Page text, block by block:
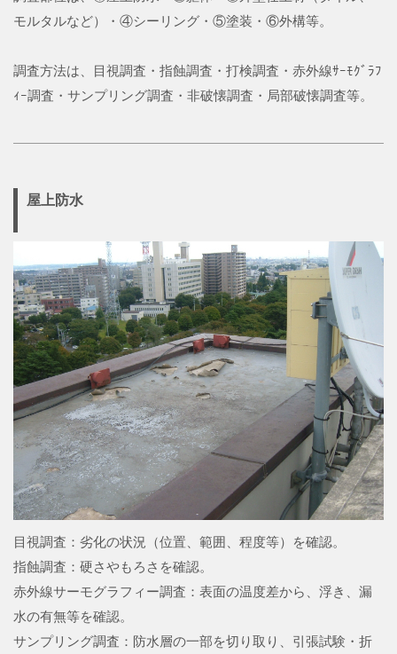
モルタルなど）・④シーリング・⑤塗装・⑥外構等。
調査方法は、目視調査・指蝕調査・打検調査・赤外線ｻｰﾓｸﾞﾗﾌ
ｨｰ調査・サンプリング調査・非破懐調査・局部破懐調査等。
屋上防水
目視調査：劣化の状況（位置、範囲、程度等）を確認。
指蝕調査：硬さやもろさを確認。
赤外線サーモグラフィー調査：表面の温度差から、浮き、漏
水の有無等を確認。
サンプリング調査：防水層の一部を切り取り、引張試験・折